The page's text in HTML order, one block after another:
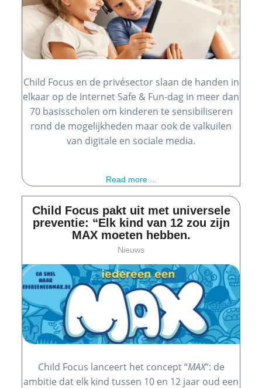
Child Focus en de privésector slaan de handen in
elkaar op de Internet Safe & Fun-dag in meer dan
70 basisscholen om kinderen te sensibiliseren
rond de mogelijkheden maar ook de valkuilen
van digitale en sociale media.
Read more ...
Child Focus pakt uit met universele
preventie: “Elk kind van 12 zou zijn
MAX moeten hebben.
Nieuws
Child Focus lanceert het concept “MAX”: de
ambitie dat elk kind tussen 10 en 12 jaar oud een